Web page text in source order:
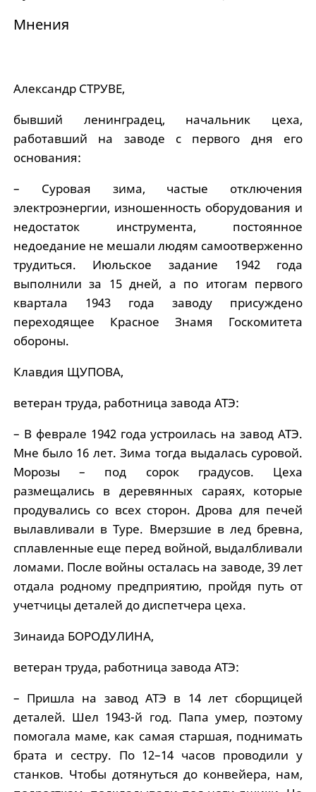
Мнения
Александр СТРУВЕ,
бывший ленинградец, начальник цеха,
работавший на заводе с первого дня его
основания:
– Суровая зима, частые отключения
электроэнергии, изношенность оборудования и
недостаток инструмента, постоянное
недоедание не мешали людям самоотверженно
трудиться. Июльское задание 1942 года
выполнили за 15 дней, а по итогам первого
квартала 1943 года заводу присуждено
переходящее Красное Знамя Госкомитета
обороны.
Клавдия ЩУПОВА,
ветеран труда, работница завода АТЭ:
– В феврале 1942 года устроилась на завод АТЭ.
Мне было 16 лет. Зима тогда выдалась суровой.
Морозы – под сорок градусов. Цеха
размещались в деревянных сараях, которые
продувались со всех сторон. Дрова для печей
вылавливали в Туре. Вмерзшие в лед бревна,
сплавленные еще перед войной, выдалбливали
ломами. После войны осталась на заводе, 39 лет
отдала родному предприятию, пройдя путь от
учетчицы деталей до диспетчера цеха.
Зинаида БОРОДУЛИНА,
ветеран труда, работница завода АТЭ:
– Пришла на завод АТЭ в 14 лет сборщицей
деталей. Шел 1943-й год. Папа умер, поэтому
помогала маме, как самая старшая, поднимать
брата и сестру. По 12–14 часов проводили у
станков. Чтобы дотянуться до конвейера, нам,